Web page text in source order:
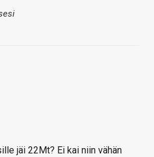
jäi 22Mt? Ei kai niin vähän